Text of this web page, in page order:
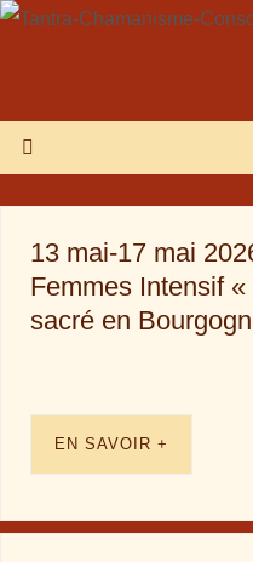
13 mai-17 mai
Femmes Intensif «
sacré en
EN SAVOIR +